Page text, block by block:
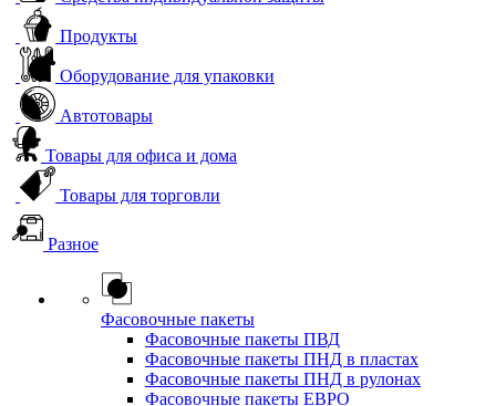
Продукты
Оборудование для упаковки
Автотовары
Товары для офиса и дома
Товары для торговли
Разное
Фасовочные пакеты
Фасовочные пакеты ПВД
Фасовочные пакеты ПНД в пластах
Фасовочные пакеты ПНД в рулонах
Фасовочные пакеты ЕВРО